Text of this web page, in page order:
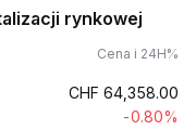
rynkowej
Cena i 24H%
CHF 64,358.00
-0.80%